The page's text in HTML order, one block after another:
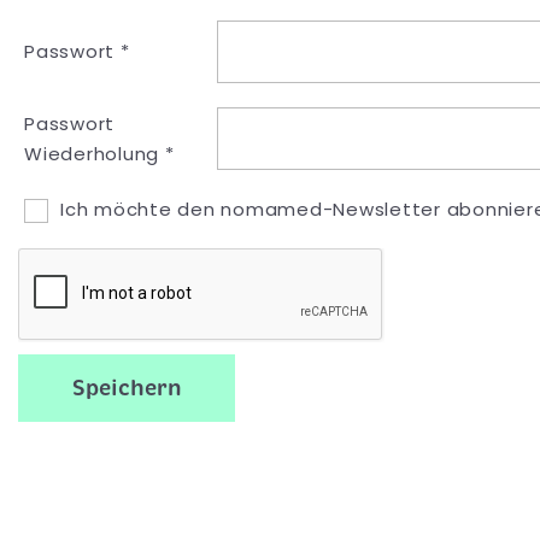
Passwort *
Passwort
Wiederholung *
Ich möchte den nomamed-Newsletter
Speichern